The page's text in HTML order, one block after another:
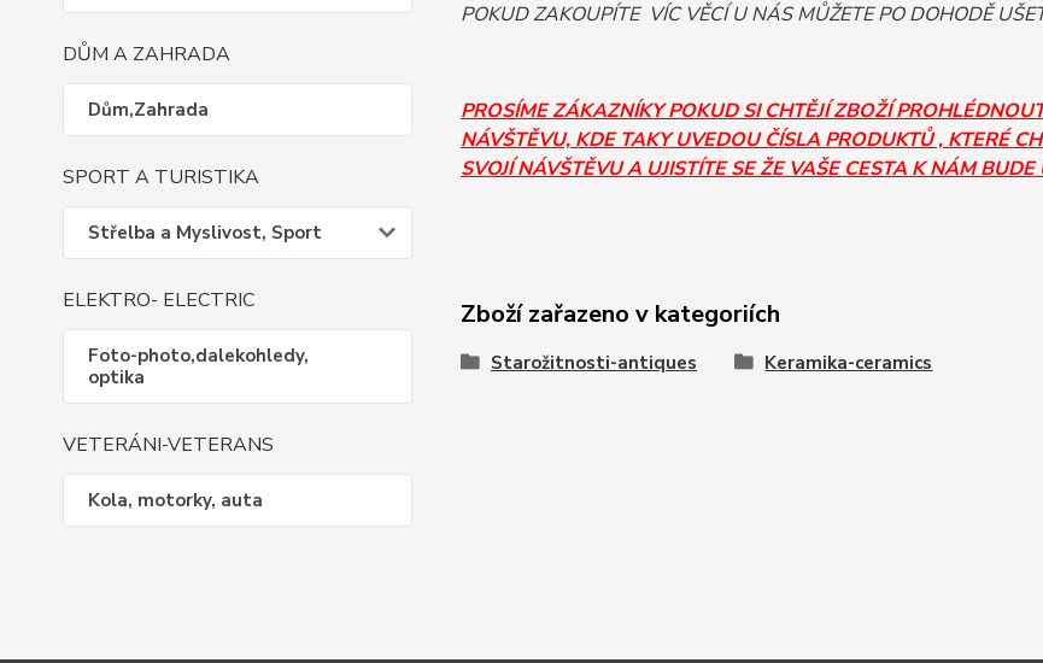
DŮM A ZAHRADA
Dům,Zahrada
SPORT A TURISTIKA
Střelba a Myslivost, Sport
ELEKTRO- ELECTRIC
Foto-photo,dalekohledy,
optika
VETERÁNI-VETERANS
Kola, motorky, auta
POKUD ZAKOUPÍTE VÍC VĚCÍ U NÁS MŮŽETE PO DOHODĚ
PROSÍME ZÁKAZNÍKY POKUD SI CHTĚJÍ ZBOŽÍ
NÁVŠTĚVU, KDE TAKY UVEDOU ČÍSLA PRODUKTŮ , KTERÉ
SVOJÍ NÁVŠTĚVU A UJISTÍTE SE ŽE VAŠE CESTA K NÁM BUDE
Zboží zařazeno v kategoriích
Starožitnosti-antiques Keramika-ceramics